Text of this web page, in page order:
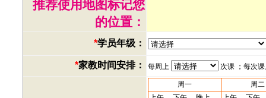
推荐使用地图标记您
的位置：
*学员年级：
*家教时间安排： 每周上 次课 ；每次
周一
周二